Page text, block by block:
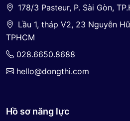
178/3 Pasteur, P. Sài Gòn,
Lầu 1, tháp V2, 23 Nguyễn
TPHCM
028.6650.8688
hello@dongthi.com
Hồ sơ năng lực